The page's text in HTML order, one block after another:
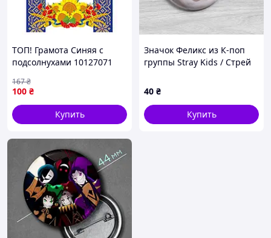
ТОП! Грамота Синяя с
подсолнухами 10127071
г/м2 матовая - (gHome)
100 ₴
167₴
Купить
Значок Феликс из К-поп
группы Stray Kids / Стрей
40 ₴
Купить